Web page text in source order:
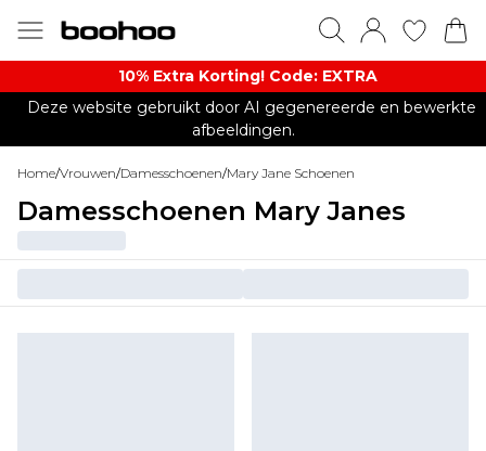
10% Extra Korting! Code: EXTRA​
Deze website gebruikt door AI gegenereerde en bewerkte
afbeeldingen.
Home/Vrouwen/Damesschoenen/Mary Jane Schoenen
Damesschoenen Mary Janes